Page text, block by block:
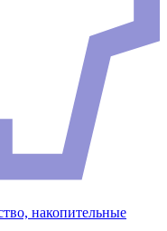
накопительные